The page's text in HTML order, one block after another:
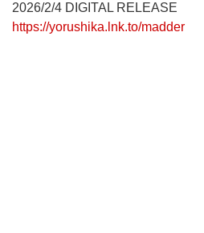
2026/2/4 DIGITAL RELEASE
https://yorushika.lnk.to/madder